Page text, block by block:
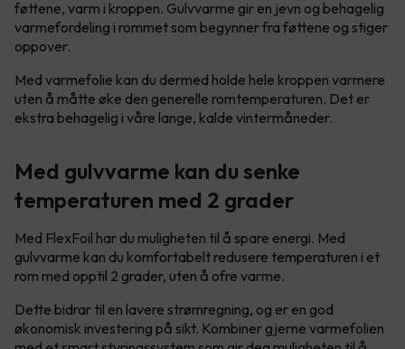
føttene, varm i kroppen. Gulvvarme gir en jevn og behagelig
varmefordeling i rommet som begynner fra føttene og stiger
oppover.
Med varmefolie kan du dermed holde hele kroppen varmere
uten å måtte øke den generelle romtemperaturen. Det er
ekstra behagelig i våre lange, kalde vintermåneder.
Med gulvvarme kan du senke
temperaturen med 2 grader
Med FlexFoil har du muligheten til å spare energi. Med
gulvvarme kan du komfortabelt redusere temperaturen i et
rom med opptil 2 grader, uten å ofre varme.
Dette bidrar til en lavere strømregning, og er en god
økonomisk investering på sikt. Kombiner gjerne varmefolien